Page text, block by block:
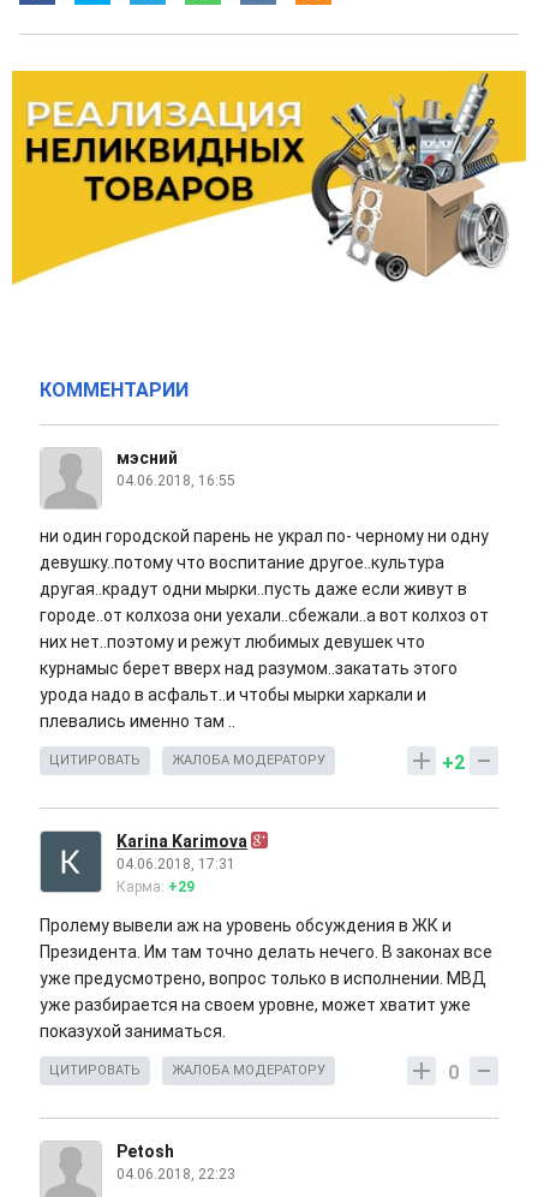
КОММЕНТАРИИ
мэсний
04.06.2018, 16:55
ни один городской парень не украл по- черному ни одну
девушку..потому что воспитание другое..культура
другая..крадут одни мырки..пусть даже если живут в
городе..от колхоза они уехали..сбежали..а вот колхоз от
них нет..поэтому и режут любимых девушек что
курнамыс берет вверх над разумом..закатать этого
урода надо в асфальт..и чтобы мырки харкали и
плевались именно там ..
+2
ЦИТИРОВАТЬ ЖАЛОБА МОДЕРАТОРУ
Karina Karimova
04.06.2018, 17:31
Карма: +29
Пролему вывели аж на уровень обсуждения в ЖК и
Президента. Им там точно делать нечего. В законах все
уже предусмотрено, вопрос только в исполнении. МВД
уже разбирается на своем уровне, может хватит уже
показухой заниматься.
0
ЦИТИРОВАТЬ ЖАЛОБА МОДЕРАТОРУ
Petosh
04.06.2018, 22:23